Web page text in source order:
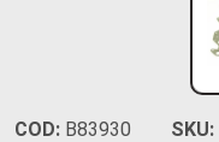
COD: B83930 SKU: